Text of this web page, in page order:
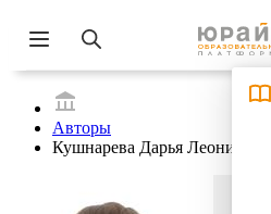
Авторы
Кушнарева Дарья Леонидовна